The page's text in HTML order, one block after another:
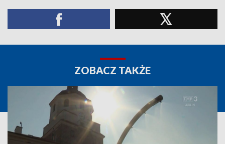
ZOBACZ TAKŻE